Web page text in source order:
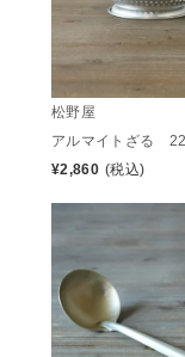
松野屋
アルマイトざる
¥2,860 (税込)